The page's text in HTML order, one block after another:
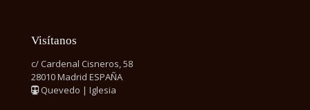
Visítanos
c/ Cardenal Cisneros, 58
28010 Madrid ESPAÑA
Quevedo | Iglesia